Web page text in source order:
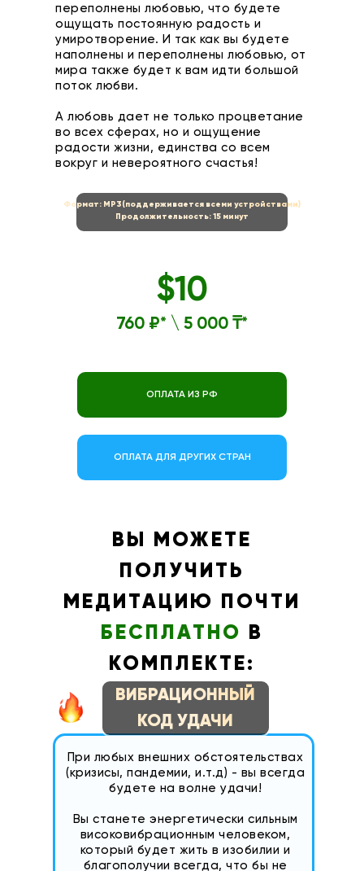
Формат: MP3(поддерживается всеми устройствами)
Продолжительность: 15 минут
ОПЛАТА ИЗ РФ
ОПЛАТА ДЛЯ ДРУГИХ СТРАН
760 ₽* \ 5 000 ₸*
$10
переполнены любовью, что будете
ощущать постоянную радость и
умиротворение. И так как вы будете
наполнены и переполнены любовью, от
мира также будет к вам идти большой
поток любви.
А любовь дает не только процветание
во всех сферах, но и ощущение
радости жизни, единства со всем
вокруг и невероятного счастья!
ВЫ МОЖЕТЕ
ПОЛУЧИТЬ
МЕДИТАЦИЮ ПОЧТИ
БЕСПЛАТНО В
КОМПЛЕКТЕ:
ВИБРАЦИОННЫЙ
КОД УДАЧИ
При любых внешних обстоятельствах
(кризисы, пандемии, и.т.д) - вы всегда
будете на волне удачи!
Вы станете энергетически сильным
високовибрационным человеком,
который будет жить в изобилии и
благополучии всегда, что бы не